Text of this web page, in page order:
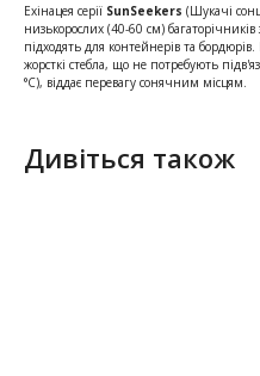
Ехінацея серії SunSeekers (Шукачі
низькорослих (40-60 см)
підходять для контейнерів та
жорсткі стебла, що не потребують
°C), віддає перевагу сонячним місцям.
Дивіться також